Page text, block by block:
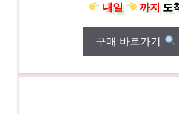
내일
까지도
구매 바로가기